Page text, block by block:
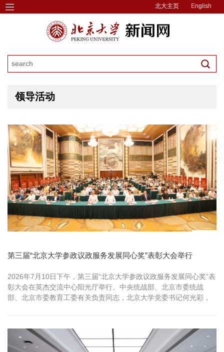
北大主页 English
领导活动
第三届“北京大学参政议政服务发展同心奖”表彰大会举行
2026年7月10日下午，第三届“北京大学参政议政服务发展同心奖”表
彰大会在英杰交流中心阳光厅举行。中央统战部、北京市委统战
部、北京市委教育工委有关负责同志，北京大学党委书记何光彩，